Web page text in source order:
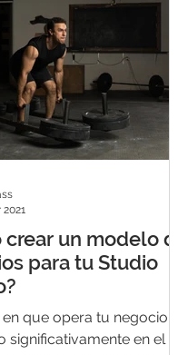
crear un modelo de
para tu Studio
que opera tu negocio ha
significativamente en el